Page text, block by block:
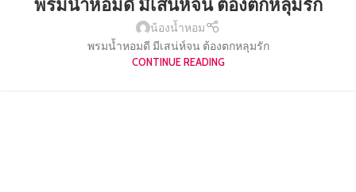
พรมน้ำหอมดี มีเสน่ห์จน ต้องตกหลุมรัก
น้องน้ำหอม
พรมน้ำหอมดี มีเสน่ห์จน ต้องตกหลุมรัก
CONTINUE READING